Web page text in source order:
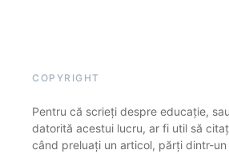
COPYRIGHT
Pentru că scrieți despre educație,
datorită acestui lucru, ar fi util să
când preluați un articol, părți dintr-